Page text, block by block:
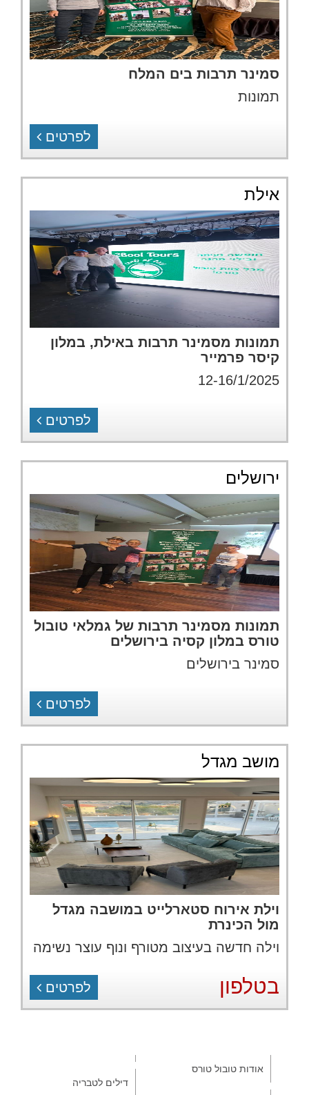
סמינר תרבות בים המלח
תמונות
לפרטים
אילת
תמונות מסמינר תרבות באילת, במלון
קיסר פרמייר
12-16/1/2025
לפרטים
ירושלים
תמונות מסמינר תרבות של גמלאי טובול
טורס במלון קסיה בירושלים
סמינר בירושלים
לפרטים
מושב מגדל
וילת אירוח סטארלייט במושבה מגדל
מול הכינרת
וילה חדשה בעיצוב מטורף ונוף עוצר נשימה
בטלפון לפרטים
אודות טובול טורס
דילים לטבריה